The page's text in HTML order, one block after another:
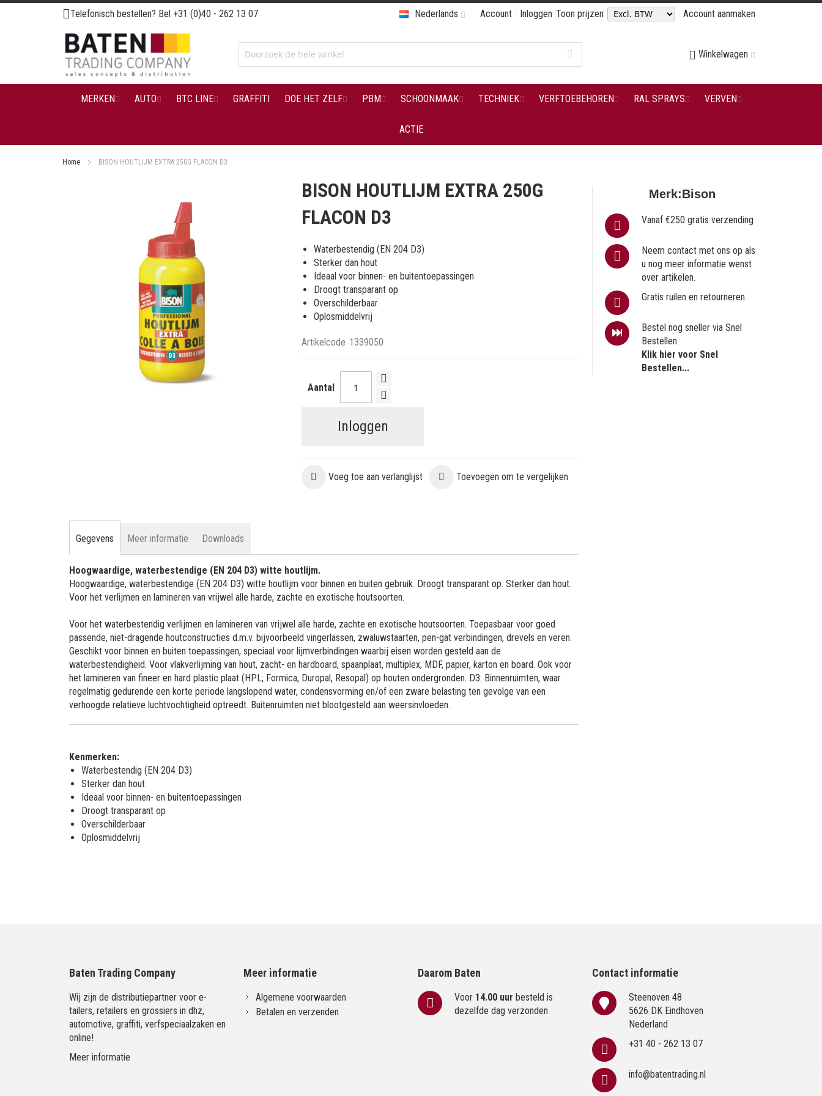
Ga
naar
de
inhoud
Telefonisch bestellen? Bel +31 (0)40 - 262 13 07 Account Inloggen Toon prijzen Account aanmaken
Nederlands
Winkelwagen
MERKEN AUTO BTC LINE GRAFFITI DOE HET ZELF PBM SCHOONMAAK TECHNIEK VERFTOEBEHOREN RAL SPRAYS VERVEN
ACTIE
Home BISON HOUTLIJM EXTRA 250G FLACON D3
BISON HOUTLIJM EXTRA 250G
FLACON D3
Waterbestendig (EN 204 D3)
Sterker dan hout
Ideaal voor binnen- en buitentoepassingen
Droogt transparant op
Overschilderbaar
Oplosmiddelvrij
Artikelcode 1339050
Aantal
Inloggen
Voeg toe aan verlanglijst Toevoegen om te vergelijken
Merk:Bison
Vanaf €250 gratis verzending
Neem contact met ons op als
u nog meer informatie wenst
over artikelen.
Gratis ruilen en retourneren.
Bestel nog sneller via Snel
Bestellen
Klik hier voor Snel
Bestellen...
Gegevens
Hoogwaardige, waterbestendige (EN 204 D3) witte houtlijm.
Hoogwaardige, waterbestendige (EN 204 D3) witte houtlijm voor binnen en buiten gebruik. Droogt transparant op. Sterker dan hout.
Voor het verlijmen en lamineren van vrijwel alle harde, zachte en exotische houtsoorten.
Voor het waterbestendig verlijmen en lamineren van vrijwel alle harde, zachte en exotische houtsoorten. Toepasbaar voor goed
passende, niet-dragende houtconstructies d.m.v. bijvoorbeeld vingerlassen, zwaluwstaarten, pen-gat verbindingen, drevels en veren.
Geschikt voor binnen en buiten toepassingen, speciaal voor lijmverbindingen waarbij eisen worden gesteld aan de
waterbestendigheid. Voor vlakverlijming van hout, zacht- en hardboard, spaanplaat, multiplex, MDF, papier, karton en board. Ook voor
het lamineren van fineer en hard plastic plaat (HPL; Formica, Duropal, Resopal) op houten ondergronden. D3: Binnenruimten, waar
regelmatig gedurende een korte periode langslopend water, condensvorming en/of een zware belasting ten gevolge van een
verhoogde relatieve luchtvochtigheid optreedt. Buitenruimten niet blootgesteld aan weersinvloeden.
Kenmerken:
Waterbestendig (EN 204 D3)
Sterker dan hout
Ideaal voor binnen- en buitentoepassingen
Droogt transparant op
Overschilderbaar
Oplosmiddelvrij
Meer informatie Downloads
Baten Trading Company
Wij zijn de distributiepartner voor e-
tailers, retailers en grossiers in dhz,
automotive, graffiti, verfspeciaalzaken en
online!
Meer informatie
Meer informatie
Algemene voorwaarden
Betalen en verzenden
Daarom Baten
Voor 14.00 uur besteld is
dezelfde dag verzonden
Contact informatie
Steenoven 48
5626 DK Eindhoven
Nederland
+31 40 - 262 13 07
info@batentrading.nl